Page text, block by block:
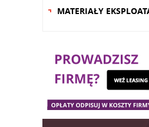
MATERIAŁY